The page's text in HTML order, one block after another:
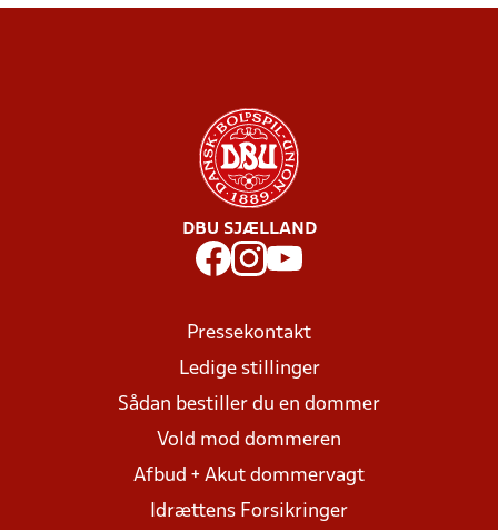
DBU SJÆLLAND
Pressekontakt
Ledige stillinger
Sådan bestiller du en dommer
Vold mod dommeren
Afbud + Akut dommervagt
Idrættens Forsikringer